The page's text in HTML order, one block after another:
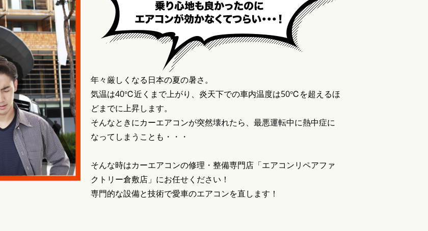
年々厳しくなる日本の夏の暑さ。
気温は40℃近くまで上がり、炎天下での車内温度は50℃を超えるほ
どまでに上昇します。
そんなときにカーエアコンが突然壊れたら、最悪運転中に熱中症に
なってしまうことも・・・
そんな時はカーエアコンの修理・整備専門店「エアコンリペアファ
クトリー倉敷店」にお任せください！
専門的な設備と技術で愛車のエアコンを直します！